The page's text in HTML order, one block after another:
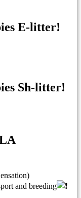
E-litter!
Sh-litter!
and breeding